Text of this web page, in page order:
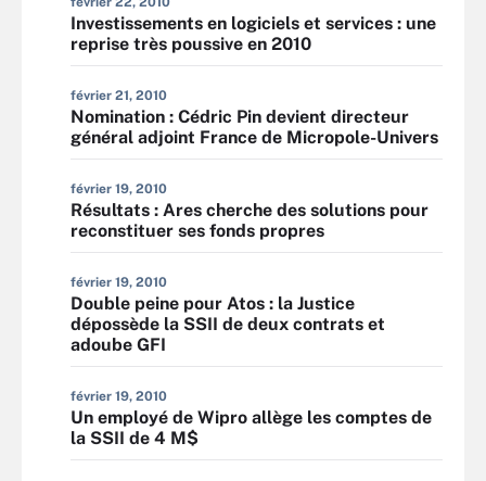
Investissements en logiciels et services : une
reprise très poussive en 2010
février 21, 2010
Nomination : Cédric Pin devient directeur
général adjoint France de Micropole-Univers
février 19, 2010
Résultats : Ares cherche des solutions pour
reconstituer ses fonds propres
février 19, 2010
Double peine pour Atos : la Justice
dépossède la SSII de deux contrats et
adoube GFI
février 19, 2010
Un employé de Wipro allège les comptes de
la SSII de 4 M$